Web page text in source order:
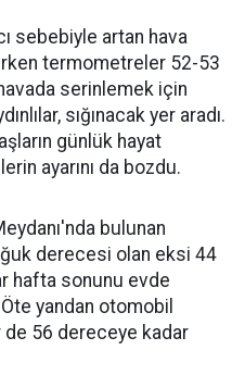
sebebiyle artan hava
termometreler 52-53
serinlemek için
sığınacak yer aradı.
günlük hayat
ayarını da bozdu.
bulunan
derecesi olan eksi 44
hafta sonunu evde
yandan otomobil
56 dereceye kadar